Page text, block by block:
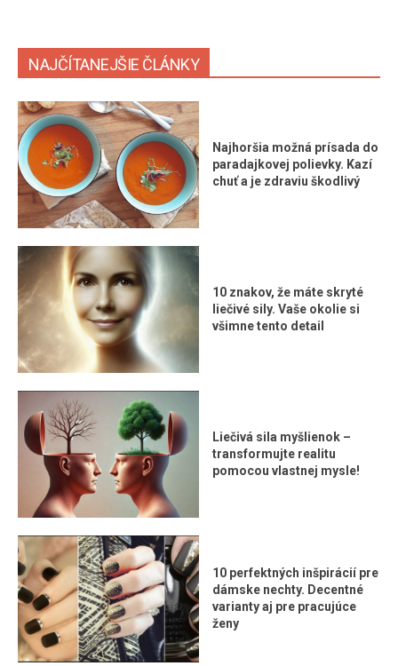
NAJČÍTANEJŠIE ČLÁNKY
Najhoršia možná prísada do
paradajkovej polievky. Kazí
chuť a je zdraviu škodlivý
10 znakov, že máte skryté
liečivé sily. Vaše okolie si
všimne tento detail
Liečivá sila myšlienok –
transformujte realitu
pomocou vlastnej mysle!
10 perfektných inšpirácií pre
dámske nechty. Decentné
varianty aj pre pracujúce
ženy